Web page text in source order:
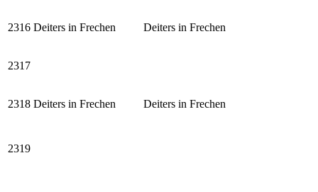
2316 Deiters in Frechen Deiters in Frechen
2317
2318 Deiters in Frechen Deiters in Frechen
2319